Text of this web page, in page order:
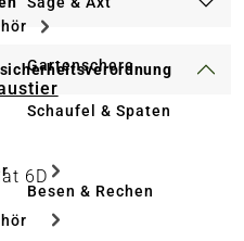
Gartenschere
Schaufel & Spaten
Besen & Rechen
6D